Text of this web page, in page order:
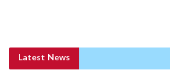
Latest News